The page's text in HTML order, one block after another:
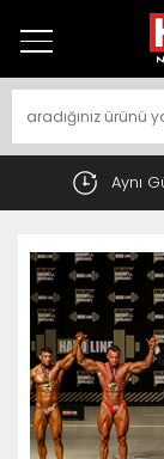
Aynı